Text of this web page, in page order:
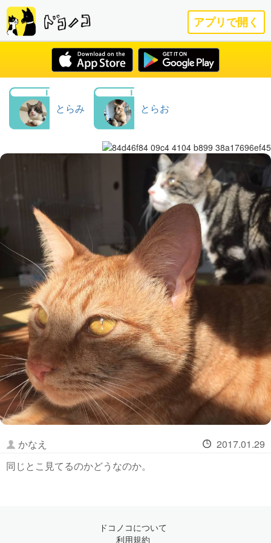
アプリで開く
とらみ とらお
かなえ
2017.01.29
同じとこ見てるのかどうなのか。
ドコノコについて
利用規約